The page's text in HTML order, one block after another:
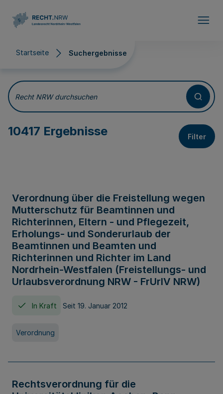
Startseite Suchergebnisse
Suchergebnisse
Recht NRW durchsuchen
10417 Ergebnisse Filter
Verordnung über die Freistellung wegen
Mutterschutz für Beamtinnen und
Richterinnen, Eltern - und Pflegezeit,
Erholungs- und Sonderurlaub der
Beamtinnen und Beamten und
Richterinnen und Richter im Land
Nordrhein-Westfalen (Freistellungs- und
Urlaubsverordnung NRW - FrUrlV NRW)
In Kraft Seit 19. Januar 2012
Verordnung
Rechtsverordnung für die